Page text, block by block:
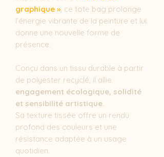
graphique », ce tote bag prolonge
l’énergie vibrante de la peinture et lui
donne une nouvelle forme de
présence.
Conçu dans un tissu durable à partir
de polyester recyclé, il allie
engagement écologique, solidité
et sensibilité artistique.
Sa texture tissée offre un rendu
profond des couleurs et une
résistance adaptée à un usage
quotidien.